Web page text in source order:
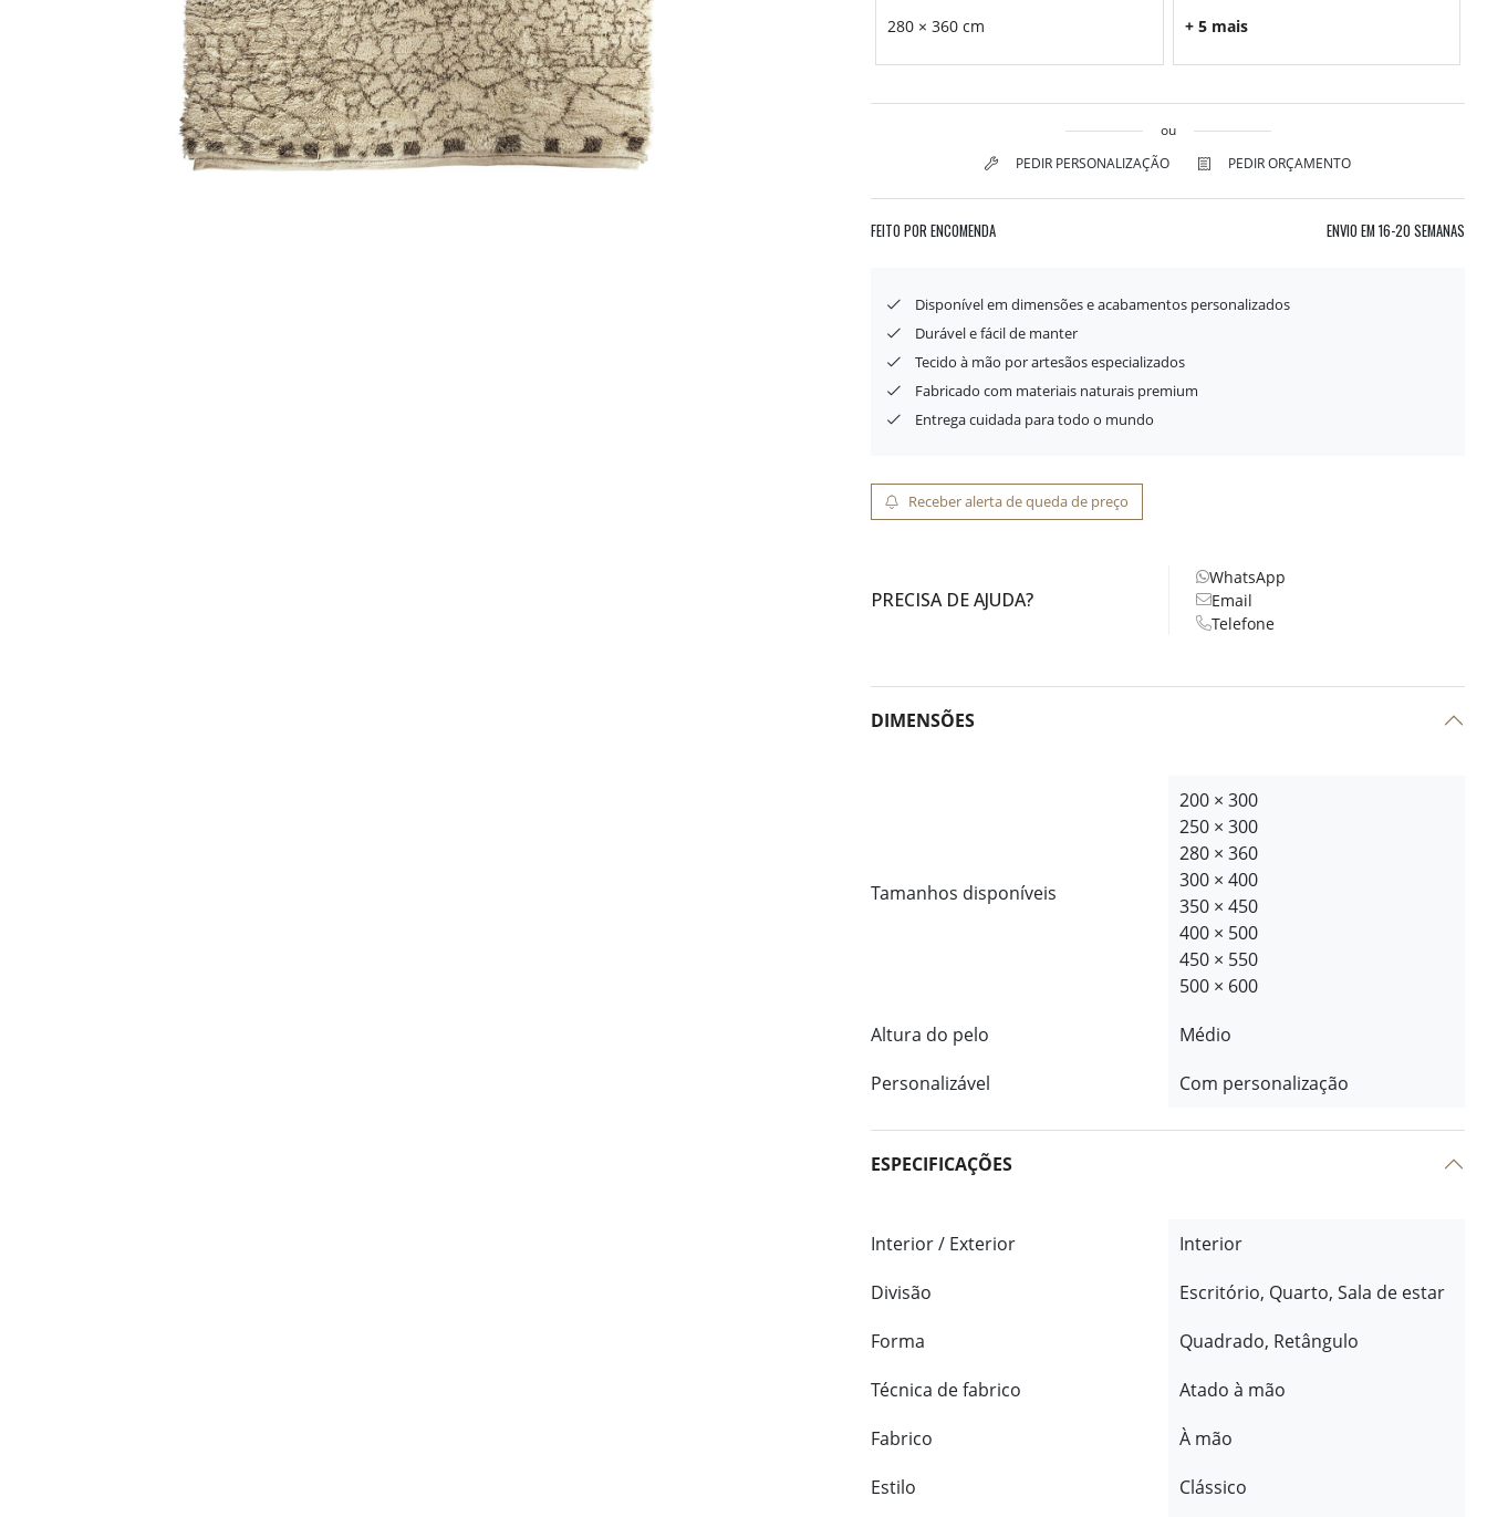
280 × 360 cm + 5 mais
ou
PEDIR PERSONALIZAÇÃO
PEDIR ORÇAMENTO
FEITO POR ENCOMENDA ENVIO EM 16-20 SEMANAS
Disponível em dimensões e acabamentos personalizados
Durável e fácil de manter
Tecido à mão por artesãos especializados
Fabricado com materiais naturais premium
Entrega cuidada para todo o mundo
Receber alerta de queda de preço
PRECISA DE AJUDA?
WhatsApp
Email
Telefone
DIMENSÕES
Tamanhos disponíveis
200 × 300
250 × 300
280 × 360
300 × 400
350 × 450
400 × 500
450 × 550
500 × 600
Altura do pelo
Médio
Personalizável
Com personalização
ESPECIFICAÇÕES
Interior / Exterior
Interior
Divisão
Escritório, Quarto, Sala de estar
Forma
Quadrado, Retângulo
Técnica de fabrico
Atado à mão
Fabrico
À mão
Estilo
Clássico